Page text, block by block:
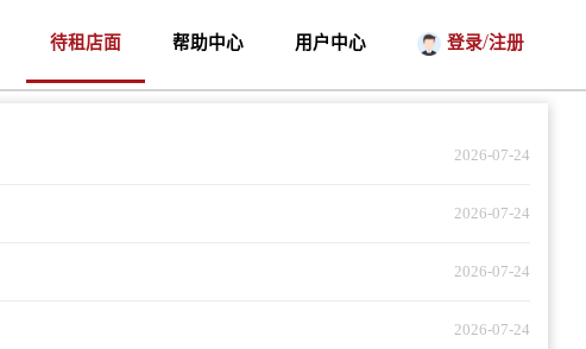
待租店面 帮助中心 用户中心 登录/注册
2026-07-24
2026-07-24
2026-07-24
2026-07-24